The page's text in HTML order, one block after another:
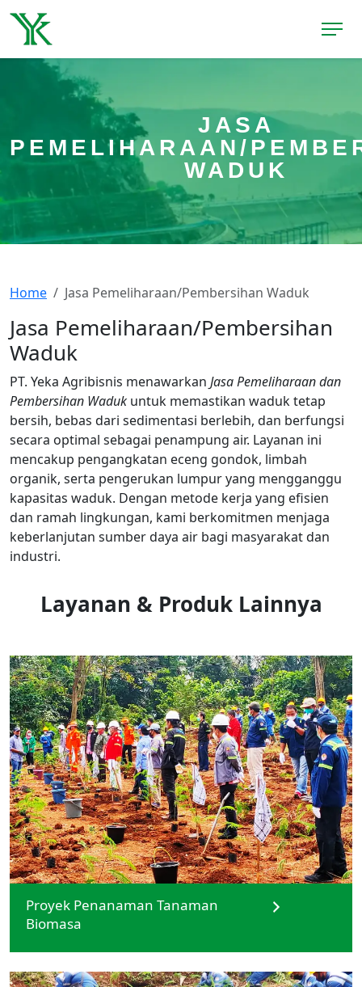
JASA
PEMELIHARAAN/
WADUK
Home Jasa Pemeliharaan/Pembersihan Waduk
Jasa Pemeliharaan/Pembersihan
Waduk
PT. Yeka Agribisnis menawarkan Jasa Pemeliharaan dan
Pembersihan Waduk untuk memastikan waduk tetap
bersih, bebas dari sedimentasi berlebih, dan berfungsi
secara optimal sebagai penampung air. Layanan ini
mencakup pengangkatan eceng gondok, limbah
organik, serta pengerukan lumpur yang mengganggu
kapasitas waduk. Dengan metode kerja yang efisien
dan ramah lingkungan, kami berkomitmen menjaga
keberlanjutan sumber daya air bagi masyarakat dan
industri.
Layanan & Produk Lainnya
Proyek Penanaman Tanaman
Biomasa